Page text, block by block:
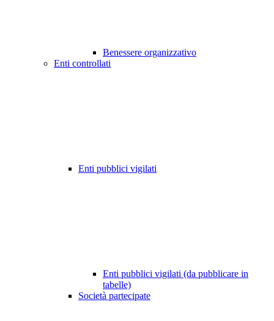
Benessere organizzativo
Enti controllati
Enti pubblici vigilati
Enti pubblici vigilati (da pubblicare in
tabelle)
Società partecipate